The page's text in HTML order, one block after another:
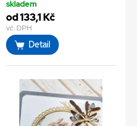
skladem
od 133,1 Kč
vč. DPH
Detail